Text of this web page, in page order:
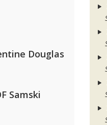
Douglas
Samski